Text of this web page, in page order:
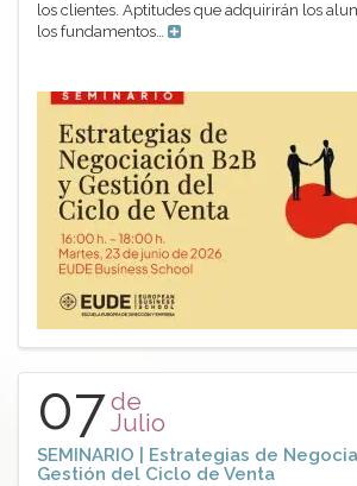
los clientes. Aptitudes que adquirirán los
los fundamentos…
07de
Julio
SEMINARIO | Estrategias de
Gestión del Ciclo de Venta